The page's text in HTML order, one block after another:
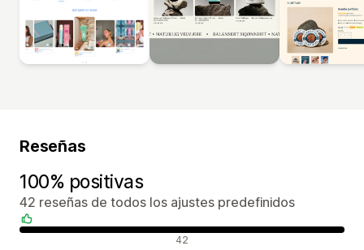
Reseñas
100% positivas
42 reseñas de todos los ajustes predefinidos
Reseñas positivas 42